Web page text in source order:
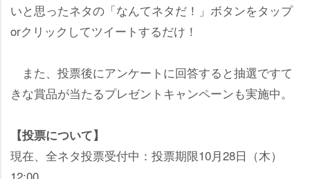
いと思ったネタの「なんてネタだ！」ボタンをタップ
orクリックしてツイートするだけ！
また、投票後にアンケートに回答すると抽選ですて
きな賞品が当たるプレゼントキャンペーンも実施中。
【投票について】
現在、全ネタ投票受付中：投票期限10月28日（木）